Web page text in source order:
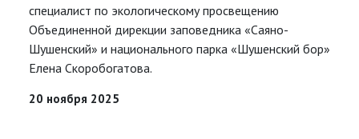
специалист по экологическому просвещению
Объединенной дирекции заповедника «Саяно-
Шушенский» и национального парка «Шушенский бор»
Елена Скоробогатова.
20 ноября 2025